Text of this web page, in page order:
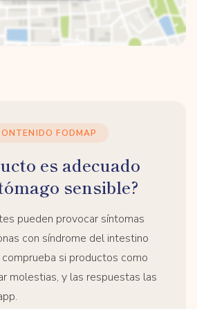
FODMAP
es adecuado
sensible?
pueden provocar síntomas
con síndrome del intestino
comprueba si productos como
molestias, y las respuestas las